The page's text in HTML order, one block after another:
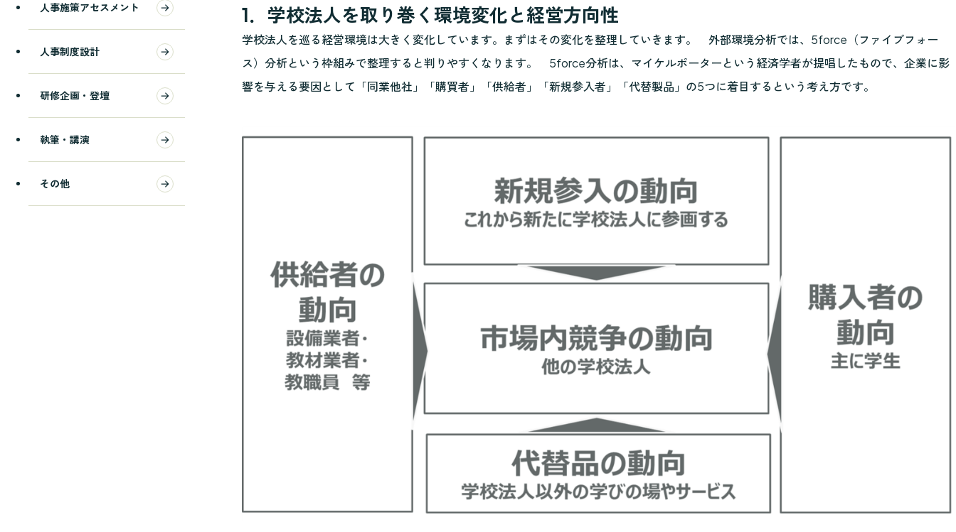
1．学校法人を取り巻く環境変化と経営方向性
学校法人を巡る経営環境は大きく変化しています。まずはその変化を整理していきます。 外部環境分析では、5force（ファイブフォー
ス）分析という枠組みで整理すると判りやすくなります。 5force分析は、マイケルポーターという経済学者が提唱したもので、企業に影
響を与える要因として「同業他社」「購買者」「供給者」「新規参入者」「代替製品」の5つに着目するという考え方です。
人事施策アセスメント
人事制度設計
研修企画・登壇
執筆・講演
その他